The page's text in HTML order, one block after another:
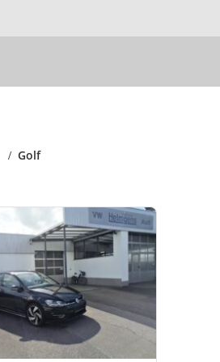
Golf